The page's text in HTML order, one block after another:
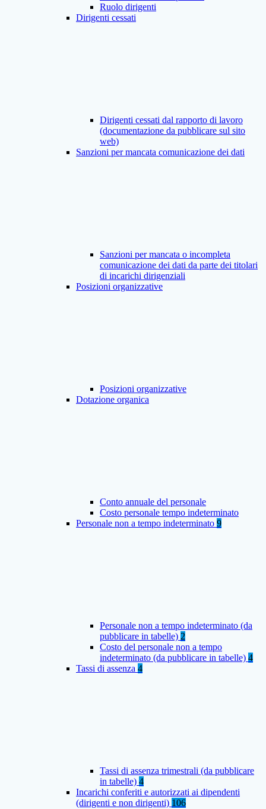
Ruolo dirigenti
Dirigenti cessati
Dirigenti cessati dal rapporto di lavoro
(documentazione da pubblicare sul sito
web)
Sanzioni per mancata comunicazione dei dati
Sanzioni per mancata o incompleta
comunicazione dei dati da parte dei titolari
di incarichi dirigenziali
Posizioni organizzative
Posizioni organizzative
Dotazione organica
Conto annuale del personale
Costo personale tempo indeterminato
Personale non a tempo indeterminato 9
Personale non a tempo indeterminato (da
pubblicare in tabelle) 2
Costo del personale non a tempo
indeterminato (da pubblicare in tabelle) 4
Tassi di assenza 4
Tassi di assenza trimestrali (da pubblicare
in tabelle) 4
Incarichi conferiti e autorizzati ai dipendenti
(dirigenti e non dirigenti) 106